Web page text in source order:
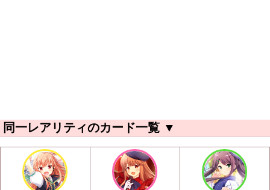
同一レアリティのカード一覧 ▼